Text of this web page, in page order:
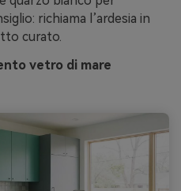
richiama l’ardesia in
curato.
vetro di mare